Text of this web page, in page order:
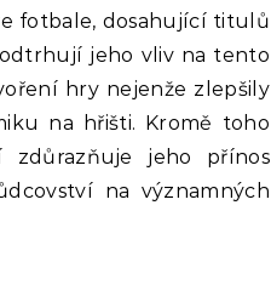
fotbale, dosahující titulů
jeho vliv na tento
hry nejenže zlepšily
na hřišti. Kromě toho
zdůrazňuje jeho přínos
na významných